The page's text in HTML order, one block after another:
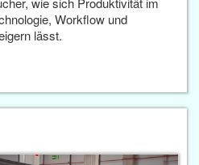
Workflow und
lässt.